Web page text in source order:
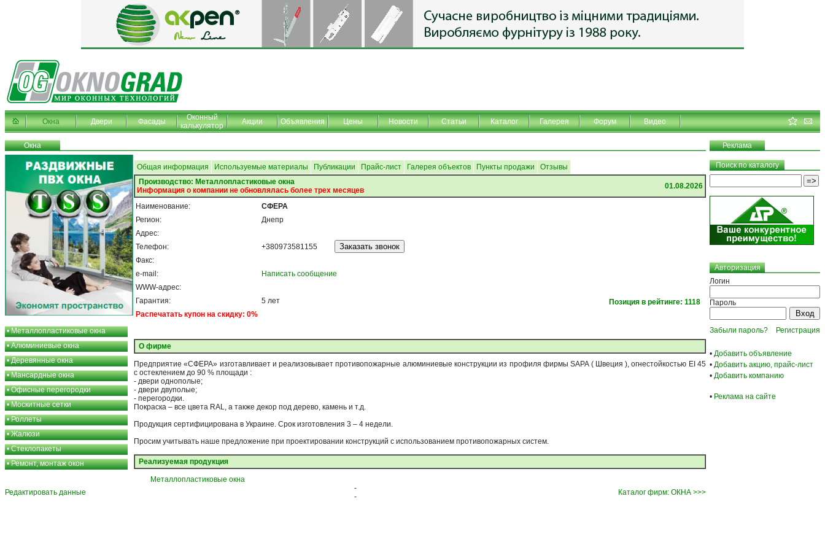
Окна Двери Фасады
Оконный
калькулятор
Акции Объявления Цены Новости Статьи Каталог Галерея Форум Видео
Окна Реклама
•Металлопластиковые окна
•Алюминиевые окна
•Деревянные окна
•Мансардные окна
•Офисные перегородки
•Москитные сетки
•Роллеты
•Жалюзи
•Стеклопакеты
•Ремонт, монтаж окон
Общая информация Используемые материалы Публикации Прайс-лист Галерея объектов Пункты продажи
Отзывы
Производство: Металлопластиковые окна
Информация о компании не обновлялась более трех месяцев
01.08.2026
Наименование:
Регион:
Адрес:
Телефон:
Факс:
e-mail:
WWW-адрес:
Гарантия:
Распечатать купон на скидку: 0%
СФЕРА
Днепр
+380973581155
Написать сообщение
5 лет Позиция в рейтинге: 1118
О фирме
Предприятие «СФЕРА» изготавливает и реализовывает противопожарные алюминиевые конструкции из профиля фирмы SAPA ( Швеция ), огнестойкостью EI 45
с остеклением до 90 % площади :
- двери однополые;
- двери двуполые;
- перегородки.
Покраска – все цвета RAL, а также декор под дерево, камень и т.д.
Продукция сертифицирована в Украине. Срок изготовления 3 – 4 недели.
Просим учитывать наше предложение при проектировании конструкций с использованием противопожарных систем.
Реализуемая продукция
Металлопластиковые окна
Поиск по каталогу
Авторизация
Логин
Пароль
Забыли пароль? Регистрация
• Добавить объявление
• Добавить акцию, прайс-лист
• Добавить компанию
• Реклама на сайте
Редактировать данные
-
-
Каталог фирм: ОКНА >>>